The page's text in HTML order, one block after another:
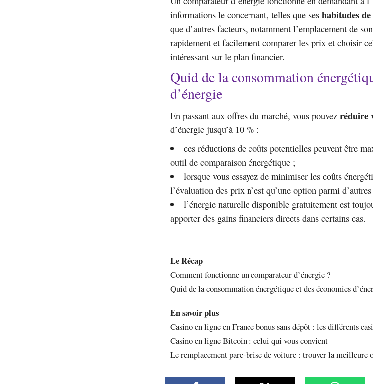
informations le concernant, telles que ses habitudes
que d’autres facteurs, notamment l’emplacement de
rapidement et facilement comparer les prix et choisir
intéressant sur le plan financier.
Quid de la consommation
d’énergie
En passant aux offres du marché, vous pouvez réduire
d’énergie jusqu’à 10 % :
ces réductions de coûts potentielles peuvent être
outil de comparaison énergétique ;
lorsque vous essayez de minimiser les coûts
l’évaluation des prix n’est qu’une option parmi
l’énergie naturelle disponible gratuitement est
apporter des gains financiers directs dans certains cas.
Le Récap
Comment fonctionne un comparateur d’énergie ?
Quid de la consommation énergétique et des économies
En savoir plus
Casino en ligne en France bonus sans dépôt : les différents
Casino en ligne Bitcoin : celui qui vous convient
Le remplacement pare-brise de voiture : trouver la meilleure